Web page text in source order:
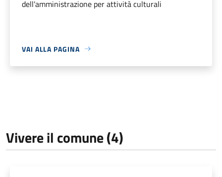
dell'amministrazione per attività culturali
VAI ALLA PAGINA
Vivere il comune (4)